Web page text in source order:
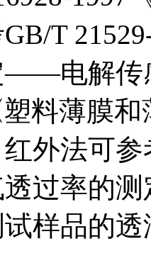
T
——电解传
塑料薄膜
外法可参
过率的
样品的